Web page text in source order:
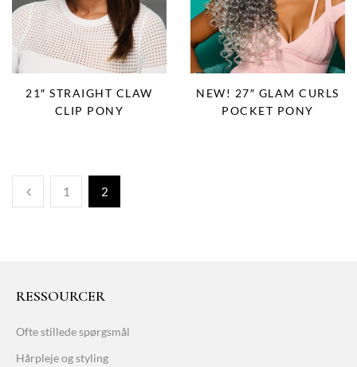
21″ STRAIGHT CLAW
CLIP PONY
NEW! 27″ GLAM CURLS
POCKET PONY
1 2
RESSOURCER
Ofte stillede spørgsmål
Hårpleje og styling